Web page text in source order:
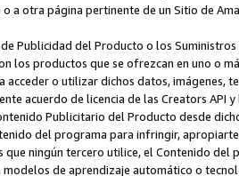
a otra página pertinente de un Sitio de
de Publicidad del Producto o los
los productos que se ofrezcan en uno o
acceder o utilizar dichos datos,
acuerdo de licencia de las Creators API
Publicitario del Producto desde
del programa para infringir,
que ningún tercero utilice, el Contenido
de aprendizaje automático o